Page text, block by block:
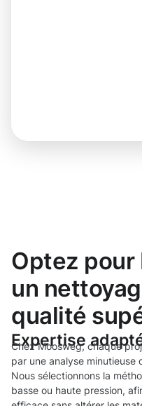
Optez pour
un
qualité
Expertise
Chez Moosweg, chaque
par une analyse
Nous sélectionnons la
basse ou haute pression,